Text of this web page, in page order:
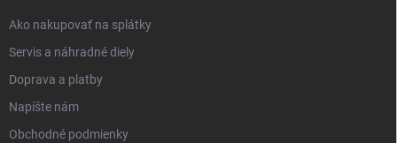
Ako nakupovať na splátky
Servis a náhradné diely
Doprava a platby
Napíšte nám
Obchodné podmienky